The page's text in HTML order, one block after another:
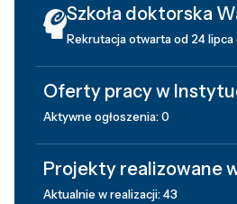
Szkoła doktorska
Rekrutacja otwarta od 24
Oferty pracy w
Aktywne ogłoszenia: 0
Projekty realizowane
Aktualnie w realizacji: 43